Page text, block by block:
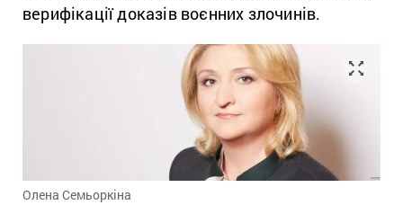
верифікації доказів воєнних злочинів.
Олена Семьоркіна